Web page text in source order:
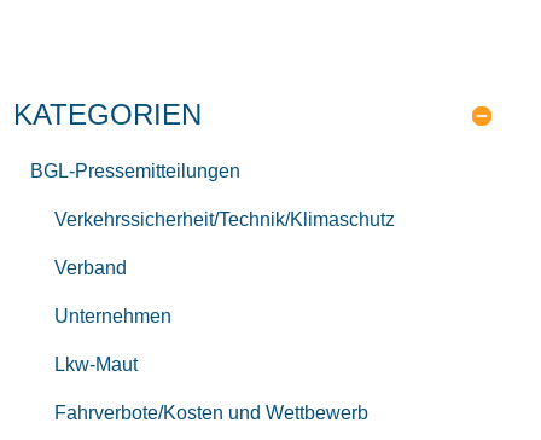
KATEGORIEN
BGL-Pressemitteilungen
Verkehrssicherheit/Technik/Klimaschutz
Verband
Unternehmen
Lkw-Maut
Fahrverbote/Kosten und Wettbewerb